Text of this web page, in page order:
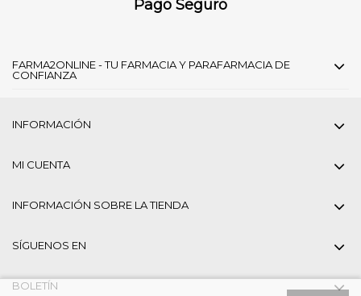
Pago Seguro
FARMA2ONLINE - TU FARMACIA Y PARAFARMACIA DE
CONFIANZA
INFORMACIÓN
MI CUENTA
INFORMACIÓN SOBRE LA TIENDA
SÍGUENOS EN
BOLETÍN